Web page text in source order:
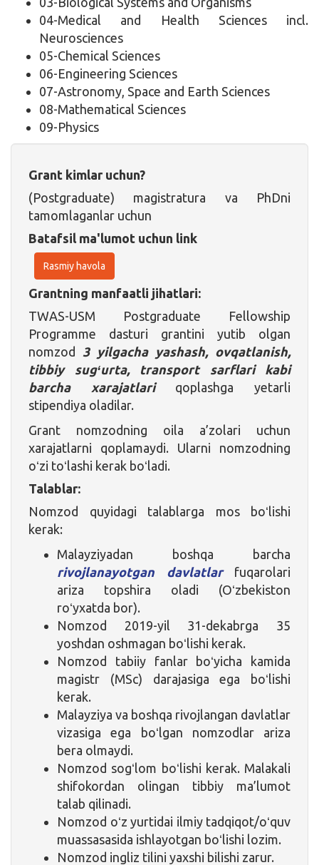
04-Medical and Health Sciences incl.
Neurosciences
05-Chemical Sciences
06-Engineering Sciences
07-Astronomy, Space and Earth Sciences
08-Mathematical Sciences
09-Physics
Grant kimlar uchun?
(Postgraduate) magistratura va PhDni
tamomlaganlar uchun
Batafsil ma'lumot uchun link
Rasmiy havola
Grantning manfaatli jihatlari:
TWAS-USM Postgraduate Fellowship
Programme dasturi grantini yutib olgan
nomzod 3 yilgacha yashash, ovqatlanish,
tibbiy sugʻurta, transport sarflari kabi
barcha xarajatlariqoplashga yetarli
stipendiya oladilar.
Grant nomzodning oila a’zolari uchun
xarajatlarni qoplamaydi. Ularni nomzodning
oʻzi toʻlashi kerak boʻladi.
Talablar:
Nomzod quyidagi talablarga mos boʻlishi
kerak:
Malayziyadan boshqa barcha
rivojlanayotgan davlatlarfuqarolari
ariza topshira oladi (Oʻzbekiston
roʻyxatda bor).
Nomzod 2019-yil 31-dekabrga 35
yoshdan oshmagan boʻlishi kerak.
Nomzod tabiiy fanlar boʻyicha kamida
magistr (MSc) darajasiga ega boʻlishi
kerak.
Malayziya va boshqa rivojlangan davlatlar
vizasiga ega boʻlgan nomzodlar ariza
bera olmaydi.
Nomzod sogʻlom boʻlishi kerak. Malakali
shifokordan olingan tibbiy ma’lumot
talab qilinadi.
Nomzod oʻz yurtidai ilmiy tadqiqot/oʻquv
muassasasida ishlayotgan boʻlishi lozim.
Nomzod ingliz tilini yaxshi bilishi zarur.